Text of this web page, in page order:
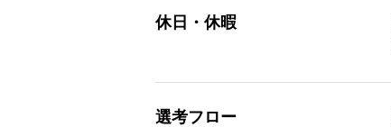
休日・休暇
選考フロー